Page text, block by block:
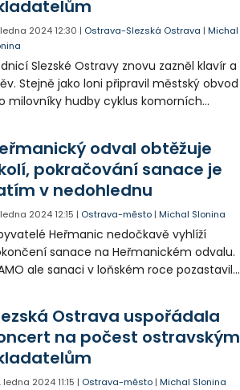
ledna 2024 12:30 | Ostrava-Slezská Ostrava |Michal
Slezské Ostravy znovu zazněl klavír a
Stejně jako loni připravil městský obvod
milovníky hudby cyklus komorních
něm také ostravští umělci.
odval obtěžuje
pokračování sanace je
v nedohlednu
ledna 2024 12:15 | Ostrava-město |Michal Slonina
Heřmanic nedočkavě vyhlíží
sanace na Heřmanickém odvalu.
ale sanaci v loňském roce pozastavilo
urychlit.Ostrava uspořádala
na počest ostravským
ledna 2024 11:15 | Ostrava-město |Michal Slonina